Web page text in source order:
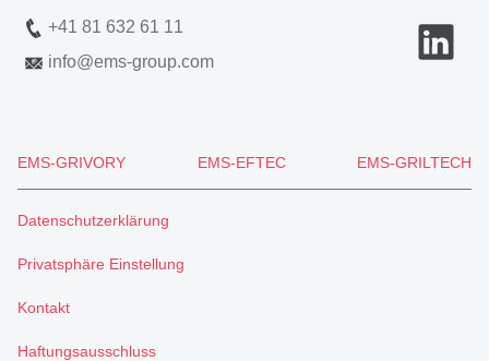
+41 81 632 61 11
info@ems-group.com
EMS-GRIVORY EMS-EFTEC EMS-GRILTECH
Datenschutzerklärung
Privatsphäre Einstellung
Kontakt
Haftungsausschluss